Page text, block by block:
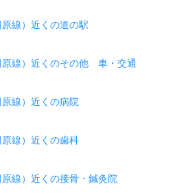
線）近くの道の駅
原線）近くのその他 車・交通
線）近くの病院
線）近くの歯科
線）近くの接骨・鍼灸院